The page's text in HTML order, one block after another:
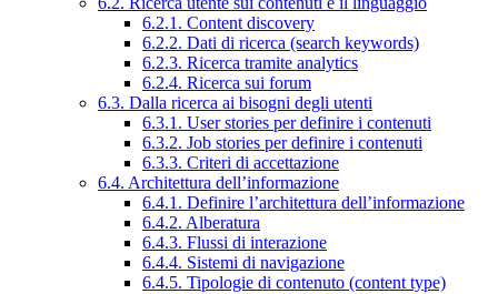
6.2.1. Content discovery
6.2.2. Dati di ricerca (search keywords)
6.2.3. Ricerca tramite analytics
6.2.4. Ricerca sui forum
6.3. Dalla ricerca ai bisogni degli utenti
6.3.1. User stories per definire i contenuti
6.3.2. Job stories per definire i contenuti
6.3.3. Criteri di accettazione
6.4. Architettura dell’informazione
6.4.1. Definire l’architettura dell’informazione
6.4.2. Alberatura
6.4.3. Flussi di interazione
6.4.4. Sistemi di navigazione
6.4.5. Tipologie di contenuto (content type)